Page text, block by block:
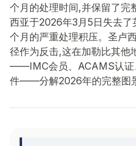
个月的处理时间,并保留了
西亚于2026年3月5日失去
个月的严重处理积压。圣卢
径作为反击,这在加勒比其他
——IMC会员、ACAMS认证
件——分解2026年的完整图